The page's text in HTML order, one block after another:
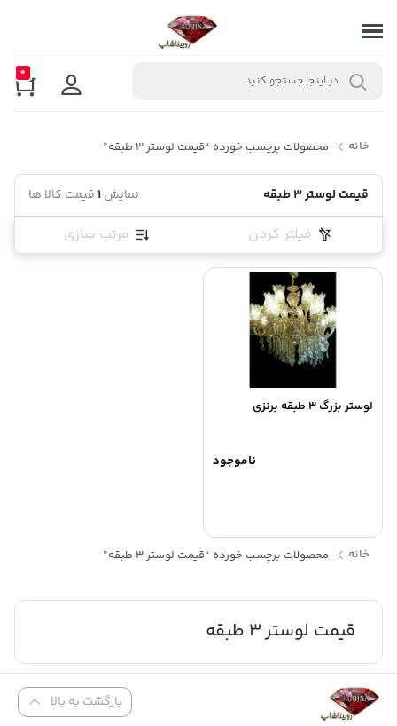
0
خانه محصولات برچسب خورده “قیمت لوستر 3 طبقه”
قیمت لوستر 3 طبقه نمایش1قیمت کالا ها
فیلتر کردن مرتب سازی
لوستر بزرگ 3 طبقه برنزی
ناموجود
خانه محصولات برچسب خورده “قیمت لوستر 3 طبقه”
قیمت لوستر 3 طبقه
بازگشت به بالا